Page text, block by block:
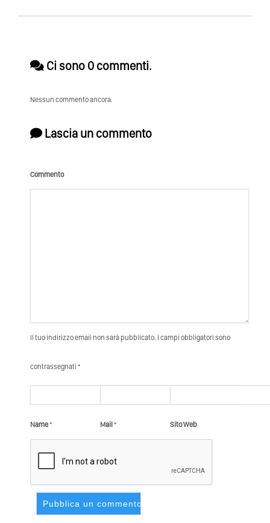
Ci sono 0 commenti.
Nessun commento ancora.
Lascia un commento
Commento
Il tuo indirizzo email non sarà pubblicato. I campi obbligatori sono
contrassegnati *
Name* Mail* Sito Web